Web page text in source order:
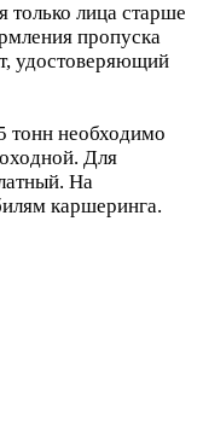
лица старше
пропуска
удостоверяющий
тонн необходимо
Для
На
каршеринга.